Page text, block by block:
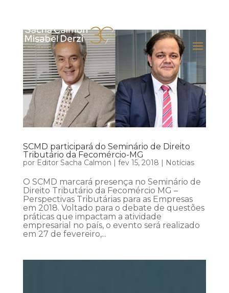
SCMD participará do Seminário de Direito
Tributário da Fecomércio-MG
por Editor Sacha Calmon | fev 15, 2018 | Notícias
O SCMD marcará presença no Seminário de
Direito Tributário da Fecomércio MG –
Perspectivas Tributárias para as Empresas
em 2018. Voltado para o debate de questões
práticas que impactam a atividade
empresarial no país, o evento será realizado
em 27 de fevereiro,...